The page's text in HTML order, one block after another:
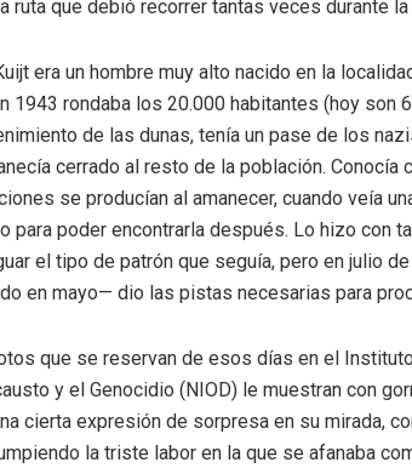
ruta que debió recorrer tantas veces durante la
era un hombre muy alto nacido en la
1943 rondaba los 20.000 habitantes (hoy son
de las dunas, tenía un pase de los
cerrado al resto de la población. Conocía
se producían al amanecer, cuando veía
para poder encontrarla después. Lo hizo con
el tipo de patrón que seguía, pero en julio
en mayo— dio las pistas necesarias para
que se reservan de esos días en el
y el Genocidio (NIOD) le muestran con
cierta expresión de sorpresa en su mirada,
la triste labor en la que se afanaba